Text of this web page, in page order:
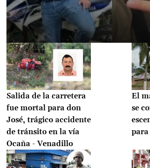
Salida de la carretera
fue mortal para don
José, trágico accidente
de tránsito en la vía
Ocaña - Venadillo
El
se